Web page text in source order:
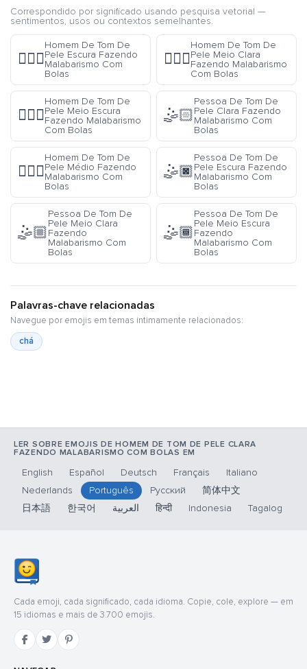
Correspondido por significado usando pesquisa vetorial —
sentimentos, usos ou contextos semelhantes.
🤹🏿‍♂️
Homem De Tom De
Pele Escura Fazendo
Malabarismo Com
Bolas
🤹🏼‍♂️
Homem De Tom De
Pele Meio Clara
Fazendo Malabarismo
Com Bolas
🤹🏾‍♂️
Homem De Tom De
Pele Meio Escura
Fazendo Malabarismo
Com Bolas
🤹🏻
Pessoa De Tom De
Pele Clara Fazendo
Malabarismo Com
Bolas
🤹🏽‍♂️
Homem De Tom De
Pele Médio Fazendo
Malabarismo Com
Bolas
🤹🏿
Pessoa De Tom De
Pele Escura Fazendo
Malabarismo Com
Bolas
🤹🏼
Pessoa De Tom De
Pele Meio Clara
Fazendo
Malabarismo Com
Bolas
🤹🏾
Pessoa De Tom De
Pele Meio Escura
Fazendo
Malabarismo Com
Bolas
Palavras-chave relacionadas
Navegue por emojis em temas intimamente relacionados:
chá
LER SOBRE EMOJIS DE HOMEM DE TOM DE PELE CLARA
FAZENDO MALABARISMO COM BOLAS EM
English Español Deutsch Français
Italiano
Nederlands
Português Русский
简体中文
日本語
한국어 العربية हिन्दी Indonesia Tagalog
Cada emoji, cada significado, cada idioma. Copie, cole, explore — em
15 idiomas e mais de 3.700 emojis.